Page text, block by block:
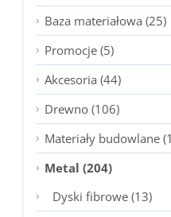
Baza materiałowa (25)
Promocje (5)
Akcesoria (44)
Drewno (106)
Materiały budowlane
Metal (204)
Dyski fibrowe (13)